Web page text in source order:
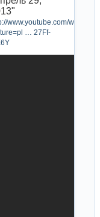
www.youtube.com/watch?
… 27Ff-